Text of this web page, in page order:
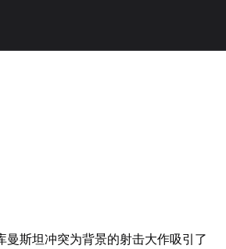
斯坦冲突为背景的射击大作吸引了